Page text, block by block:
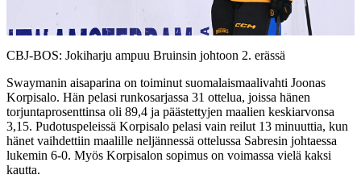
Video
CBJ-BOS: Jokiharju ampuu Bruinsin johtoon 2. erässä
Swaymanin aisaparina on toiminut suomalaismaalivahti Joonas
Korpisalo. Hän pelasi runkosarjassa 31 ottelua, joissa hänen
torjuntaprosenttinsa oli 89,4 ja päästettyjen maalien keskiarvonsa
3,15. Pudotuspeleissä Korpisalo pelasi vain reilut 13 minuuttia, kun
hänet vaihdettiin maalille neljännessä ottelussa Sabresin johtaessa
lukemin 6-0. Myös Korpisalon sopimus on voimassa vielä kaksi
kautta.